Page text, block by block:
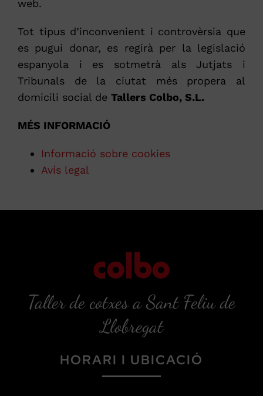
web.
Tot tipus d’inconvenient i controvèrsia que
es pugui donar, es regirà per la legislació
espanyola i es sotmetrà als Jutjats i
Tribunals de la ciutat més propera al
domicili social de Tallers Colbo, S.L.
MÉS INFORMACIÓ
Informació sobre cookies
Avís legal
Taller de cotxes a Sant Feliu de
Llobregat
HORARI I UBICACIÓ